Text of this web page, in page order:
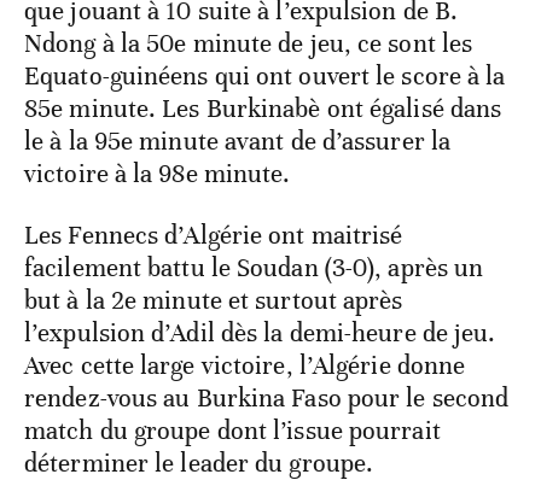
que jouant à 10 suite à l’expulsion de B.
Ndong à la 50e minute de jeu, ce sont les
Equato-guinéens qui ont ouvert le score à la
85eminute. Les Burkinabè ont égalisé dans
le à la 95eminute avant de d’assurer la
victoire à la 98eminute.
Les Fennecs d’Algérie ont maitrisé
facilement battu le Soudan (3-0), après un
but à la 2eminute et surtout après
l’expulsion d’Adil dès la demi-heure de jeu.
Avec cette large victoire, l’Algérie donne
rendez-vous au Burkina Faso pour le second
match du groupe dont l’issue pourrait
déterminer le leader du groupe.